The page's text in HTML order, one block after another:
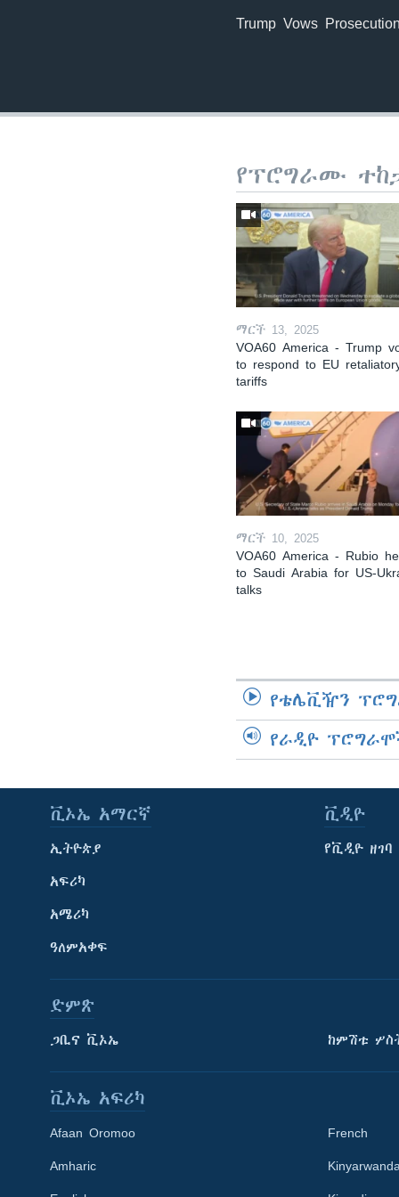
Trump Vows
የፕሮግራሙ
ማርች 13, 2025
VOA60 America - Trump
to respond to EU
tariffs
ማርች 10, 2025
VOA60 America - Rubio
to Saudi Arabia for US-
talks
የቴሌቪዥን
የራዲዮ
ቪኦኤ አማርኛ
ኢትዮጵያ
አፍሪካ
አሜሪካ
ዓለምአቀፍ
ቪዲዮ
የቪዲዮ ዘገባ
ድምጽ
ጋቢና ቪኦኤ ከምሽቱ
ቪኦኤ አፍሪካ
Afaan Oromoo
Amharic
French